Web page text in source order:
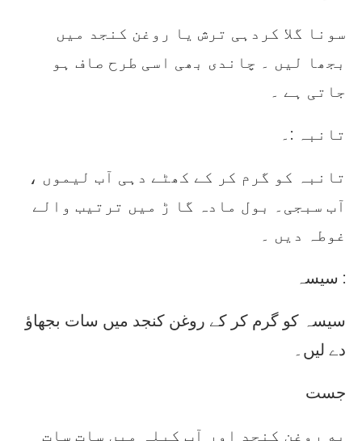
سونا گلا کردہی ترش یا روغن کنجد میں
بجھا لیں ۔ چاندی بھی اسی طرح صاف ہو
جاتی ہے ۔
تانبہ :۔
آب سبجی۔ بول مادہ گا ڑ میں ترتیب والے
غوطہ دیں ۔
سیسہ :
سیسہ کو گرم کر کے روغن کنجد میں سات بجھاؤ
دے لیں۔
جست